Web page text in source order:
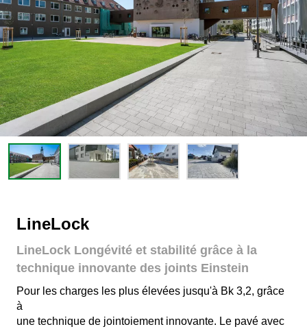
LineLock
LineLock Longévité et stabilité grâce à la
technique innovante des joints Einstein
Pour les charges les plus élevées jusqu'à Bk 3,2, grâce
à
une technique de jointoiement innovante. Le pavé avec